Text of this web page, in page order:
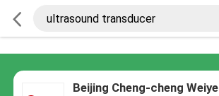
Beijing Cheng-cheng